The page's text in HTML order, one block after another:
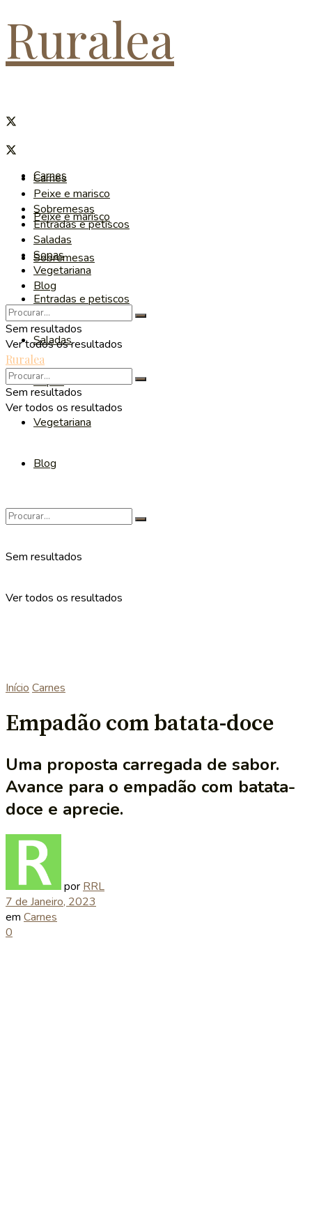
Ruralea
Carnes
Peixe e marisco
Sobremesas
Entradas e petiscos
Saladas
Sopas
Vegetariana
Blog
Sem resultados
Ver todos os resultados
Carnes
Peixe e marisco
Sobremesas
Entradas e petiscos
Saladas
Sopas
Vegetariana
Blog
Sem resultados
Ver todos os resultados
Ruralea
Sem resultados
Ver todos os resultados
Início Carnes
Empadão com batata-doce
Uma proposta carregada de sabor.
Avance para o empadão com batata-
doce e aprecie.
por RRL
7 de Janeiro, 2023
em Carnes
0